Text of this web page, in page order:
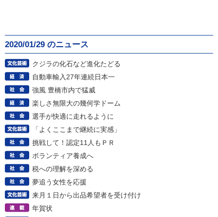
2020/01/29 のニュース
クジラの化石など進化たどる
自動車輸入27年連続日本一
強風 豊橋市内で猛威
楽しさ無限大の幾何学ドーム
選手が快適に走れるように
「よくここまで継続に実感」
挑戦して！認定11人もＰＲ
ボランティア養成へ
税への理解を深める
夢追う女性を応援
来月１日から出品希望者を受け付け
年賀状